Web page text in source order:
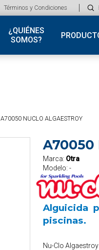
Términos y Condiciones
¿QUIÉNES
SOMOS?
A70050 NUCLO ALGAESTROY
A70050
Marca: Otra
Modelo: -
Alguicida
piscinas.
Nu-Clo